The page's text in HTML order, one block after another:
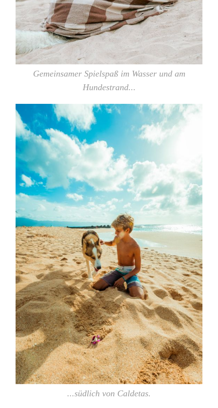
Gemeinsamer Spielspaß im Wasser und am
Hundestrand...
...südlich von Caldetas.